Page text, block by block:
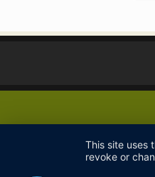
This site uses
revoke or